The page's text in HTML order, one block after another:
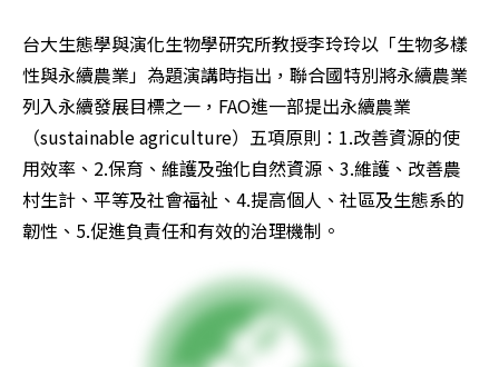
台大生態學與演化生物學研究所教授李玲玲以「生物多樣
性與永續農業」為題演講時指出，聯合國特別將永續農業
列入永續發展目標之一，FAO進一部提出永續農業
（sustainable agriculture）五項原則：1.改善資源的使
用效率、2.保育、維護及強化自然資源、3.維護、改善農
村生計、平等及社會福祉、4.提高個人、社區及生態系的
韌性、5.促進負責任和有效的治理機制。